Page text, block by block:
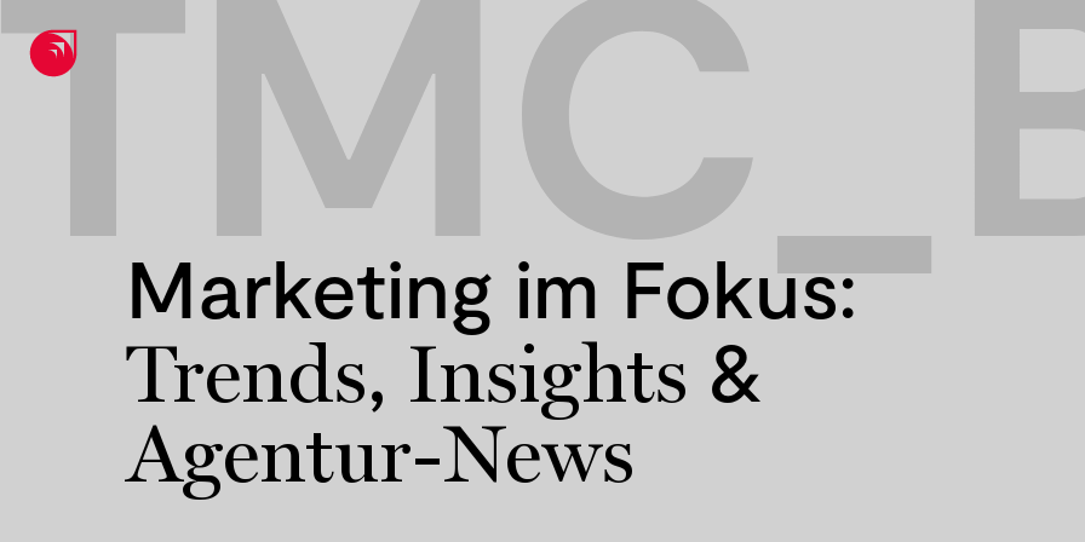
Marketing im Fokus:
Trends, Insights &
Agentur-News